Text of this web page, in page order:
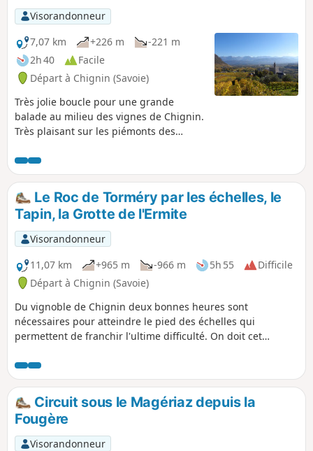
Visorandonneur
7,07 km
+226 m
-221 m
2h 40
Facile
Départ à Chignin (Savoie)
Très jolie boucle pour une grande
balade au milieu des vignes de Chignin.
Très plaisant sur les piémonts des
tours moyenâgeuses et des caves, avec
des vues magnifiques sur la vallée de
Chambéry et la chaîne du massif de
Belledonne. C'est encore plus beau en
plein automne juste après les
vendanges.
Le Roc de Torméry par les échelles, le
Tapin, la Grotte de l'Ermite
Visorandonneur
11,07 km
+965 m -966 m 5h 55
Difficile
Départ à Chignin (Savoie)
Du vignoble de Chignin deux bonnes heures sont
nécessaires pour atteindre le pied des échelles qui
permettent de franchir l'ultime difficulté. On doit cet
sur le village en contrebas. Le panorama, déjà visible dans
la montée, s'amplifie dès que l'on a mis le pied sur la crête.
Circuit sous le Magériaz depuis la
Fougère
Visorandonneur